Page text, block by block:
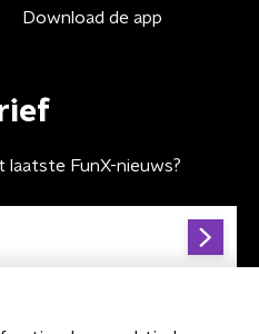
Download de app
FunX-nieuws?